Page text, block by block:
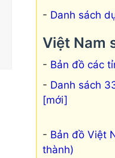
Danh sách
Việt Nam
Bản đồ các
Danh sách
[mới]
Bản đồ Việt
thành)